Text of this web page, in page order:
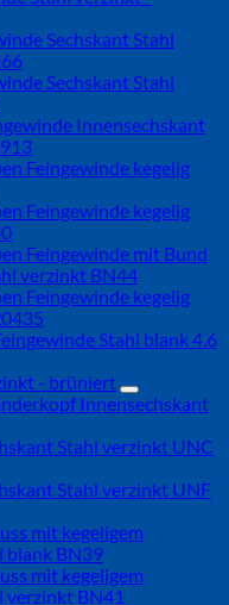
Sechskant Stahl
Sechskant Stahl
Innensechskant
Feingewinde kegelig
Feingewinde kegelig
Feingewinde mit Bund
verzinkt BN44
Feingewinde kegelig
Stahl blank 4.6
- brüniert
Innensechskant
Stahl verzinkt UNC
Stahl verzinkt UNF
mit kegeligem
blank BN39
mit kegeligem
verzinkt BN41